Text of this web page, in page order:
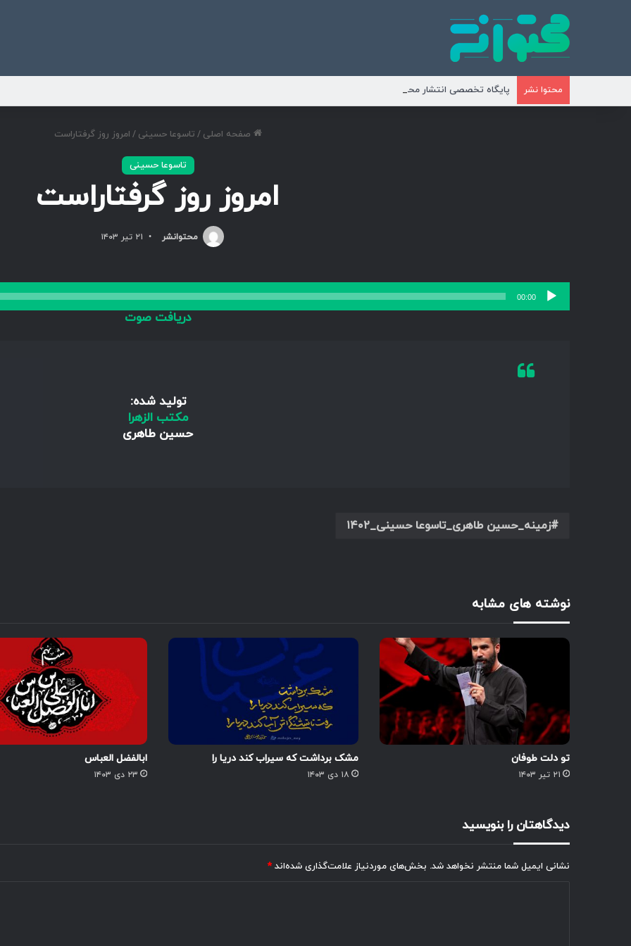
محتوا نشر پایگاه تخصصی انتشار محتوای مناسبتی و موضوعی
صفحه اصلی / تاسوعا حسینی / امروز روز گرفتاراست
تاسوعا حسینی
امروز روز گرفتاراست
محتوانشر ۲۱ تیر ۱۴۰۳
پخش‌کننده
صوت
00:00
دریافت صوت
تولید شده:
مکتب الزهرا
حسین طاهری
زمینه_حسین طاهری_تاسوعا حسینی_۱۴۰۲
نوشته های مشابه
تو دلت طوفان
۲۱ تیر ۱۴۰۳
مشک برداشت که سیراب کند دریا را
۱۸ دی ۱۴۰۳
ابالفضل العباس
۲۳ دی ۱۴۰۳
دیدگاهتان را بنویسید
نشانی ایمیل شما منتشر نخواهد شد. بخش‌های موردنیاز علامت‌گذاری شده‌اند *